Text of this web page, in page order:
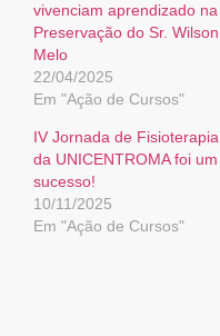
vivenciam aprendizado na
Preservação do Sr. Wilson
Melo
22/04/2025
Em "Ação de Cursos"
IV Jornada de Fisioterapia
da UNICENTROMA foi um
sucesso!
10/11/2025
Em "Ação de Cursos"